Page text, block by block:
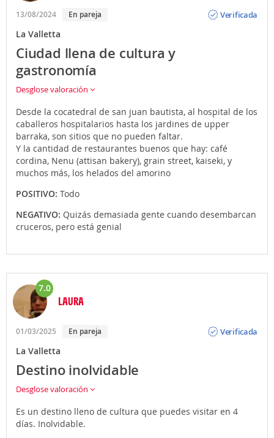
13/08/2024 En pareja
Verificada
La Valletta
Ciudad llena de cultura y
gastronomía
Desglose valoración
Desde la cocatedral de san juan bautista, al hospital de los
caballeros hospitalarios hasta los jardines de upper
barraka, son sitios que no pueden faltar.
Y la cantidad de restaurantes buenos que hay: café
cordina, Nenu (attisan bakery), grain street, kaiseki, y
muchos más, los helados del amorino
POSITIVO: Todo
NEGATIVO: Quizás demasiada gente cuando desembarcan
cruceros, pero está genial
7.0
LAURA
01/03/2025 En pareja
Verificada
La Valletta
Destino inolvidable
Desglose valoración
Es un destino lleno de cultura que puedes visitar en 4
días. Inolvidable.